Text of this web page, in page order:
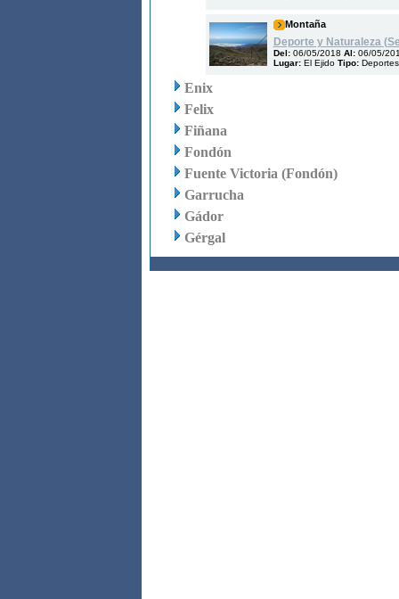
Montaña
Deporte y Naturaleza
Del: 06/05/2018 Al: 06/05/
Lugar: El EjidoTipo: Deportes
Enix
Felix
Fiñana
Fondón
Fuente Victoria (Fondón)
Garrucha
Gádor
Gérgal